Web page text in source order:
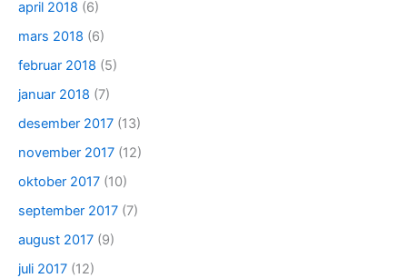
april 2018 (6)
mars 2018 (6)
februar 2018 (5)
januar 2018 (7)
desember 2017 (13)
november 2017 (12)
oktober 2017 (10)
september 2017 (7)
august 2017 (9)
juli 2017 (12)